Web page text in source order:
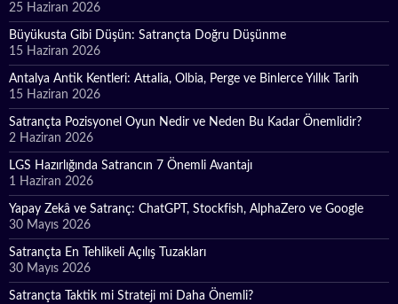
25 Haziran 2026
Büyükusta Gibi Düşün: Satrançta Doğru Düşünme
15 Haziran 2026
Antalya Antik Kentleri: Attalia, Olbia, Perge ve Binlerce Yıllık Tarih
15 Haziran 2026
Satrançta Pozisyonel Oyun Nedir ve Neden Bu Kadar Önemlidir?
2 Haziran 2026
LGS Hazırlığında Satrancın 7 Önemli Avantajı
1 Haziran 2026
Yapay Zekâ ve Satranç: ChatGPT, Stockfish, AlphaZero ve Google
30 Mayıs 2026
Satrançta En Tehlikeli Açılış Tuzakları
30 Mayıs 2026
Satrançta Taktik mi Strateji mi Daha Önemli?